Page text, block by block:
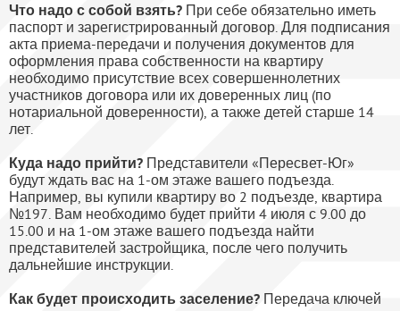
Что надо с собой взять? При себе обязательно иметь
паспорт и зарегистрированный договор. Для подписания
акта приема-передачи и получения документов для
оформления права собственности на квартиру
необходимо присутствие всех совершеннолетних
участников договора или их доверенных лиц (по
нотариальной доверенности), а также детей старше 14
лет.
Куда надо прийти? Представители «Пересвет-Юг»
будут ждать вас на 1-ом этаже вашего подъезда.
Например, вы купили квартиру во 2 подъезде, квартира
№197. Вам необходимо будет прийти 4 июля с 9.00 до
15.00 и на 1-ом этаже вашего подъезда найти
представителей застройщика, после чего получить
дальнейшие инструкции.
Как будет происходить заселение? Передача ключей